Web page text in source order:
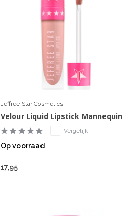
Jeffree Star Cosmetics
Velour Liquid Lipstick Mannequin
Vergelijk
Op voorraad
17,95